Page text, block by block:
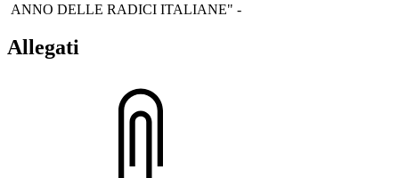
ANNO DELLE RADICI ITALIANE" -
Allegati